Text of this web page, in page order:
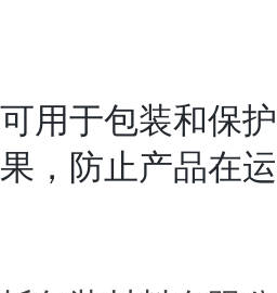
用于包装和保
，防止产品在